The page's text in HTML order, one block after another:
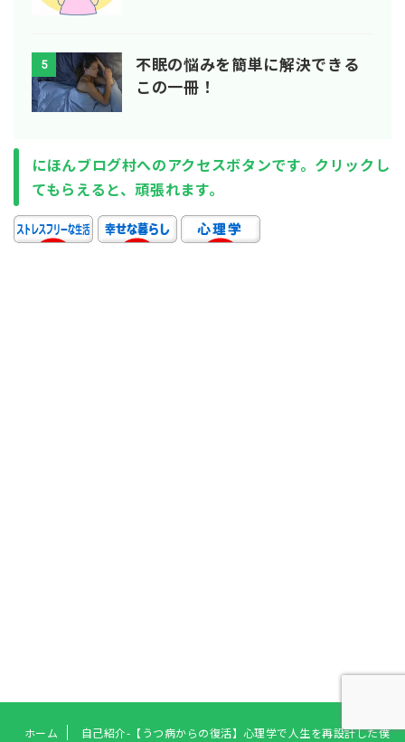
5
不眠の悩みを簡単に解決できる
この一冊！
にほんブログ村へのアクセスボタンです。クリックし
てもらえると、頑張れます。
ホーム 自己紹介-【うつ病からの復活】心理学で人生を再設計した僕